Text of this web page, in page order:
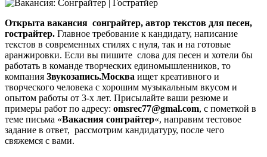
Открыта вакансия сонграйтер, автор текстов для песен,
гострайтер. Главное требование к кандидату, написание
текстов в современных стилях с нуля, так и на готовые
аранжировки. Если вы пишите слова для песен и хотели бы
работать в команде творческих единомышленников, то
компания Звукозапись.Москва ищет креативного и
творческого человека с хорошим музыкальным вкусом и
опытом работы от 3-х лет. Присылайте ваши резюме и
примеры работ по адресу: omsrec77@gmal.com, с пометкой в
теме письма «Вакасния сонграйтер«, направим тестовое
задание в ответ, рассмотрим кандидатуру, после чего
свяжемся с вами.